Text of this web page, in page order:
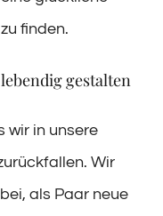
finden.
gestalten
wir in unsere
Wir
als Paar neue